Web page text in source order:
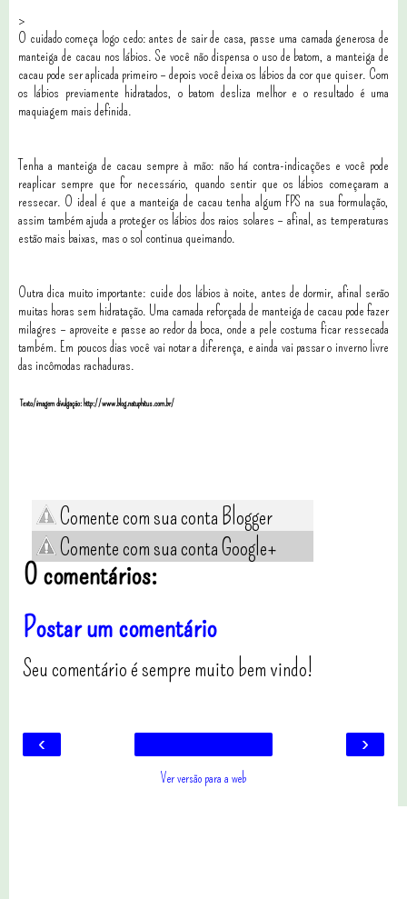
>
O cuidado começa logo cedo: antes de sair de casa, passe uma camada generosa de
manteiga de cacau nos lábios. Se você não dispensa o uso de batom, a manteiga de
cacau pode ser aplicada primeiro – depois você deixa os lábios da cor que quiser. Com
os lábios previamente hidratados, o batom desliza melhor e o resultado é uma
maquiagem mais definida.
Tenha a manteiga de cacau sempre à mão: não há contra-indicações e você pode
reaplicar sempre que for necessário, quando sentir que os lábios começaram a
ressecar. O ideal é que a manteiga de cacau tenha algum FPS na sua formulação,
assim também ajuda a proteger os lábios dos raios solares – afinal, as temperaturas
estão mais baixas, mas o sol continua queimando.
Outra dica muito importante: cuide dos lábios à noite, antes de dormir, afinal serão
muitas horas sem hidratação. Uma camada reforçada de manteiga de cacau pode fazer
milagres – aproveite e passe ao redor da boca, onde a pele costuma ficar ressecada
também. Em poucos dias você vai notar a diferença, e ainda vai passar o inverno livre
das incômodas rachaduras.
Texto/imagem divulgação: http://www.blog.natuphitus.com.br/
Comente com sua conta Blogger
Comente com sua conta Google+
0 comentários:
Postar um comentário
Seu comentário é sempre muito bem vindo!
‹ ›
Ver versão para a web